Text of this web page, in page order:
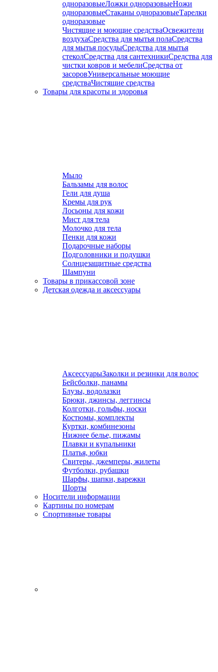
одноразовыеЛожки одноразовыеНожи
одноразовыеСтаканы одноразовыеТарелки
одноразовые
Чистящие и моющие средстваОсвежители
воздухаСредства для мытья полаСредства
для мытья посудыСредства для мытья
стеколСредства для сантехникиСредства для
чистки ковров и мебелиСредства от
засоровУниверсальные моющие
средстваЧистящие средства
Товары для красоты и здоровья
Мыло
Бальзамы для волос
Гели для душа
Кремы для рук
Лосьоны для кожи
Мист для тела
Молочко для тела
Пенки для кожи
Подарочные наборы
Подголовники и подушки
Солнцезащитные средства
Шампуни
Товары в прикассовой зоне
Детская одежда и аксессуары
АксессуарыЗаколки и резинки для волос
Бейсболки, панамы
Блузы, водолазки
Брюки, джинсы, леггинсы
Колготки, гольфы, носки
Костюмы, комплекты
Куртки, комбинезоны
Нижнее белье, пижамы
Плавки и купальники
Платья, юбки
Свитеры, джемперы, жилеты
Футболки, рубашки
Шарфы, шапки, варежки
Шорты
Носители информации
Картины по номерам
Спортивные товары